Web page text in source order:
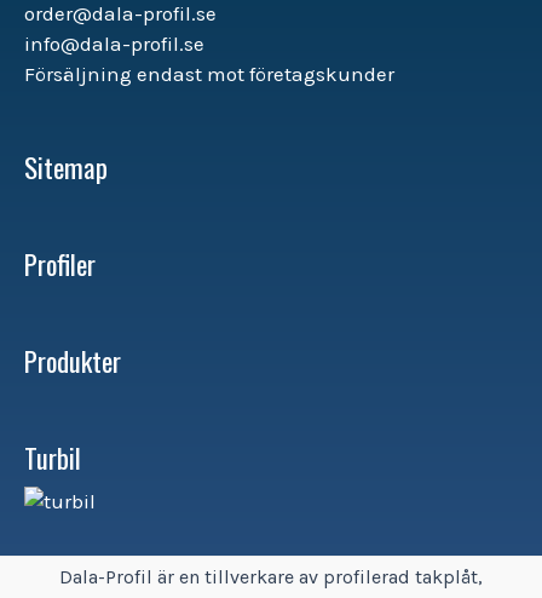
order@dala-profil.se
info@dala-profil.se
Försäljning endast mot företagskunder
Sitemap
Profiler
Produkter
Turbil
Dala-Profil är en tillverkare av profilerad takplåt,